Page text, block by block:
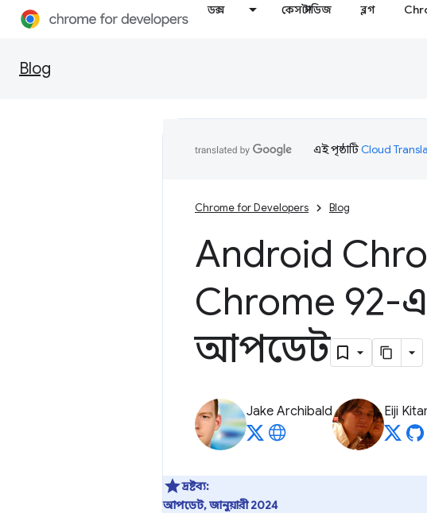
ডক্স কেস স্টাডিজ ব্লগ
Blog
এই পৃষ্ঠাটিCloud
Chrome for Developers Blog
Android
Chrome 92-
আপডেট
Jake Archibald Eiji
দ্রষ্টব্য:
আপডেট, জানুয়ারী 2024